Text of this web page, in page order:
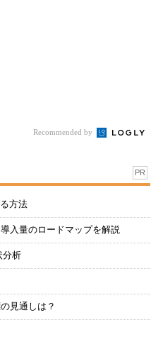
Recommended by
PR
方法
入量のロードマップを解説
分析
見通しは？